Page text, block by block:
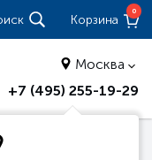
Корзина
0
+7 (495) 255-19-29
Москва